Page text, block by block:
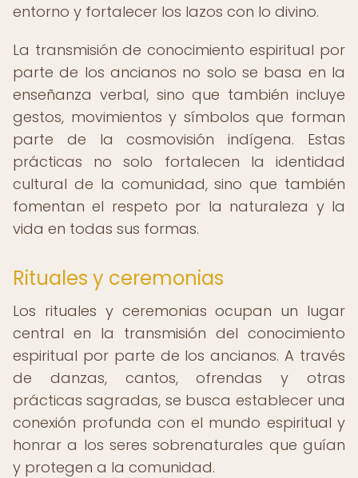
entorno y fortalecer los lazos con lo divino.
La transmisión de conocimiento espiritual por
parte de los ancianos no solo se basa en la
enseñanza verbal, sino que también incluye
gestos, movimientos y símbolos que forman
parte de la cosmovisión indígena. Estas
prácticas no solo fortalecen la identidad
cultural de la comunidad, sino que también
fomentan el respeto por la naturaleza y la
vida en todas sus formas.
Rituales y ceremonias
Los rituales y ceremonias ocupan un lugar
central en la transmisión del conocimiento
espiritual por parte de los ancianos. A través
de danzas, cantos, ofrendas y otras
prácticas sagradas, se busca establecer una
conexión profunda con el mundo espiritual y
honrar a los seres sobrenaturales que guían
y protegen a la comunidad.